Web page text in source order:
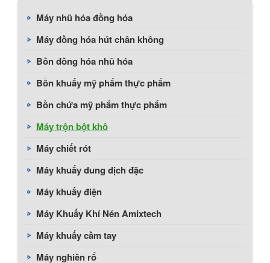
Máy nhũ hóa đồng hóa
Máy đồng hóa hút chân không
Bồn đồng hóa nhũ hóa
Bồn khuấy mỹ phẩm thực phẩm
Bồn chứa mỹ phẩm thực phẩm
Máy trộn bột khô
Máy chiết rót
Máy khuấy dung dịch đặc
Máy khuấy điện
Máy Khuấy Khí Nén Amixtech
Máy khuấy cầm tay
Máy nghiền rổ